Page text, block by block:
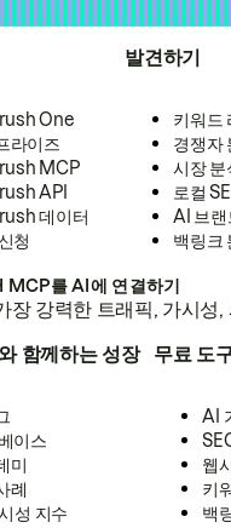
One
라이즈
MCP
API
데이터
청
발견하기
키워드
경쟁자
시장 분
로컬
AI 브랜
백링크
를 AI에 연결하기
장 강력한 트래픽, 가시성
함께하는 성장
이스
미
례
성 지수
무료 도
AI
웹
키
백